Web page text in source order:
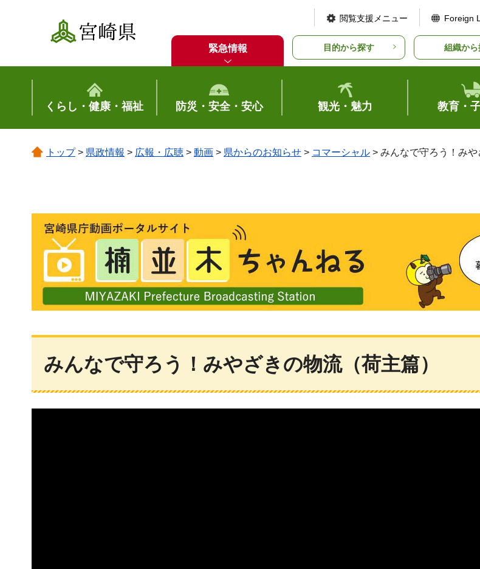
宮崎県
閲覧支援メニュー Foreign
緊急情報 目的から探す 組織か
くらし・健康・福祉 防災・安全・安心 観光・魅力 教育・
トップ> 県政情報 > 広報・広聴 > 動画 > 県からのお知らせ > コマーシャル > みんなで守ろう！みや
みんなで守ろう！みやざきの物流（荷主篇）